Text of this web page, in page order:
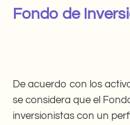
Fondo de
De acuerdo con los
se considera que el
inversionistas con un